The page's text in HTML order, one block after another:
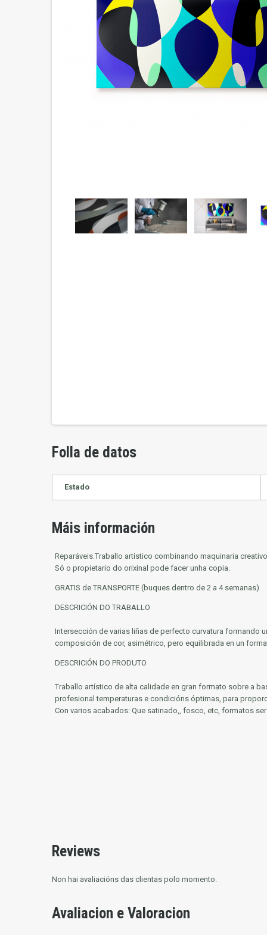
Folla de datos
Estado
Máis información
Reparáveis.Traballo artístico combinando maquinaria
Só o propietario do orixinal pode facer unha copia.
GRATIS de TRANSPORTE (buques dentro de 2 a 4 semanas)
DESCRICIÓN DO TRABALLO
Intersección de varias liñas de perfecto curvatura formando
composición de cor, asimétrico, pero equilibrada en un
DESCRICIÓN DO PRODUTO
Traballo artístico de alta calidade en gran formato sobre a
profesional temperaturas e condicións óptimas, para
Con varios acabados: Que satinado,, fosco, etc, formatos
Reviews
Non hai avaliacións das clientas polo momento.
Avaliacion e Valoracion